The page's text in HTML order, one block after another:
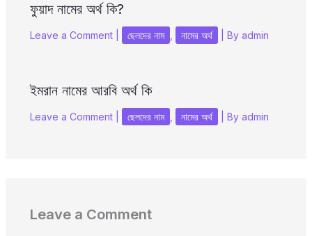
ফুয়াদ নামের অর্থ কি?
Leave a Comment ছেলদের নাম নামের অর্থ | By admin
ইমরান নামের আরবি অর্থ কি
Leave a Comment ছেলদের নাম নামের অর্থ | By admin
Leave a Comment